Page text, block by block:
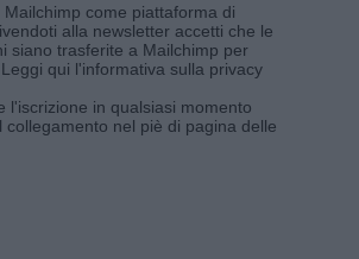
Mailchimp come piattaforma di
alla newsletter accetti che le
siano trasferite a Mailchimp per
Leggi qui l'informativa sulla privacy
l'iscrizione in qualsiasi momento
collegamento nel piè di pagina delle